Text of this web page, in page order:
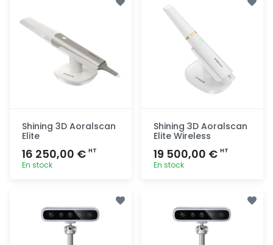
Shining 3D Aoralscan
Elite
16 250,00 € HT
En stock
Shining 3D Aoralscan
Elite Wireless
19 500,00 € HT
En stock